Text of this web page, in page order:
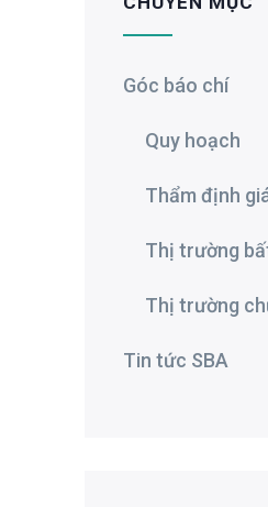
Góc báo chí
Quy hoạch
Thẩm định
Thị trường
Thị trường
Tin tức SBA